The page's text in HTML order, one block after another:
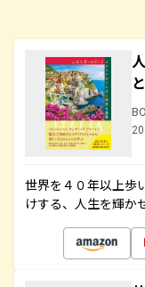
世界を４０年以上歩
けする、人生を輝か